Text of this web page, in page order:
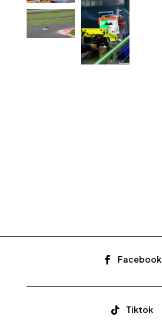
 Facebook
 Tiktok